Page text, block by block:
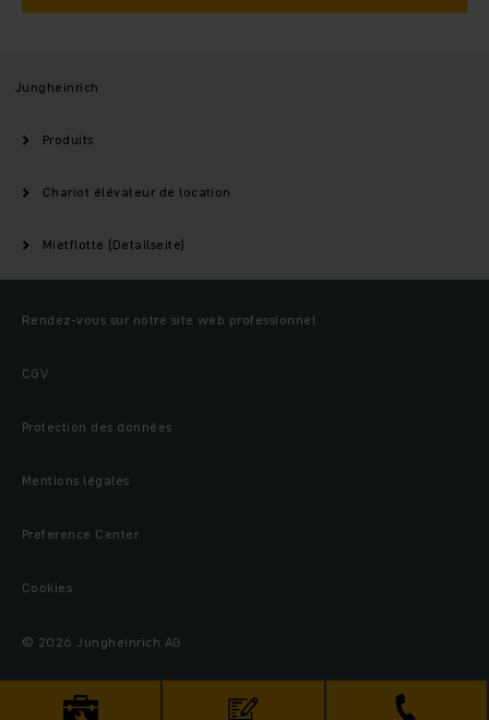
Jungheinrich
Produits
Chariot élévateur de location
Mietflotte (Detailseite)
Rendez-vous sur notre site web professionnel
CGV
Protection des données
Mentions légales
Preference Center
Cookies
© 2026 Jungheinrich AG